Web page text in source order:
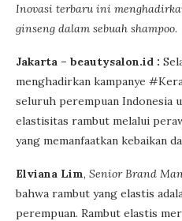
Inovasi terbaru ini
ginseng dalam sebuah shampoo.
Jakarta – beautysalon.id :
menghadirkan kampanye
seluruh perempuan Indonesia
elastisitas rambut melalui
yang memanfaatkan kebaikan
Elviana Lim, Senior Brand
bahwa rambut yang elastis
perempuan. Rambut elastis